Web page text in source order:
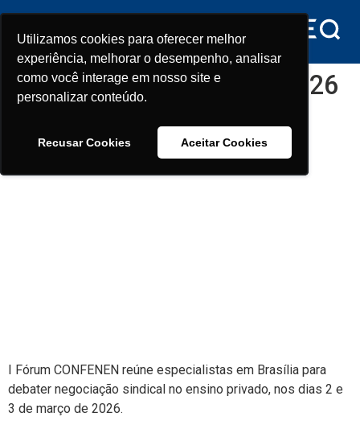
Utilizamos cookies para oferecer melhor
experiência, melhorar o desempenho, analisar
como você interage em nosso site e
personalizar conteúdo.
Recusar Cookies Aceitar Cookies
Utilizamos cookies para oferecer melhor
experiência, melhorar o desempenho, analisar
como você interage em nosso site e
personalizar conteúdo.
Recusar Cookies Aceitar Cookies
conteúdo
Dia:13 de fevereiro de 2026
CONFENEM promove primeiro
Fórum de Negociação Sindical
I Fórum CONFENEN reúne especialistas em Brasília para
debater negociação sindical no ensino privado, nos dias 2 e
3 de março de 2026.